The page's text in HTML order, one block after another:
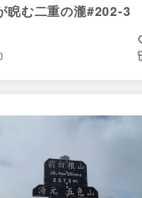
睨む二重の瀧#202-3